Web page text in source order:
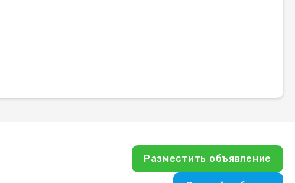
Разместить объявление